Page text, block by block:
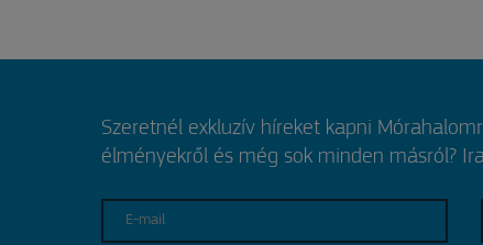
Szeretnél exkluzív híreket kapni
élményekről és még sok minden másról?